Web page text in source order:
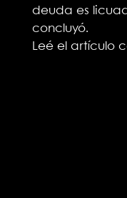
deuda es
concluyó.
Leé el artículo